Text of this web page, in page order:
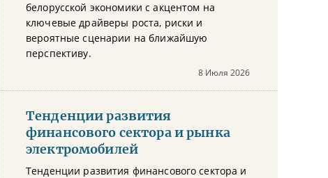
белорусской экономики с акцентом на
ключевые драйверы роста, риски и
вероятные сценарии на ближайшую
перспективу.
8 Июля 2026
Тенденции развития
финансового сектора и рынка
электромобилей
Тенденции развития финансового сектора и